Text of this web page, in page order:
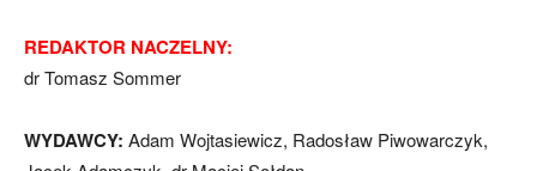
REDAKTOR NACZELNY:
dr Tomasz Sommer
WYDAWCY: Adam Wojtasiewicz, Radosław Piwowarczyk,